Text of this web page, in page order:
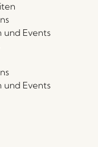
und Events
und Events